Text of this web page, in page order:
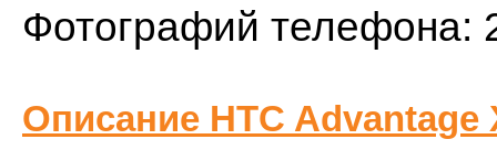
Фотографий телефона:
Описание HTC Advantage